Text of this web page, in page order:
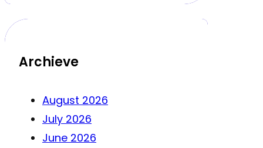
Archieve
August 2026
July 2026
June 2026